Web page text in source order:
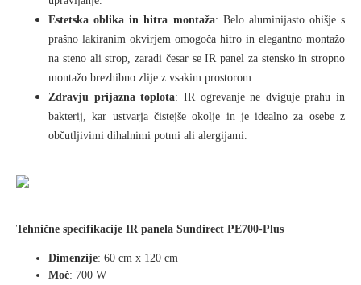
Estetska oblika in hitra montaža: Belo aluminijasto ohišje s
prašno lakiranim okvirjem omogoča hitro in elegantno montažo
na steno ali strop, zaradi česar se IR panel za stensko in stropno
montažo brezhibno zlije z vsakim prostorom.
Zdravju prijazna toplota: IR ogrevanje ne dviguje prahu in
bakterij, kar ustvarja čistejše okolje in je idealno za osebe z
občutljivimi dihalnimi potmi ali alergijami.
Tehnične specifikacije IR panela Sundirect PE700-Plus
Dimenzije: 60 cm x 120 cm
Moč: 700 W